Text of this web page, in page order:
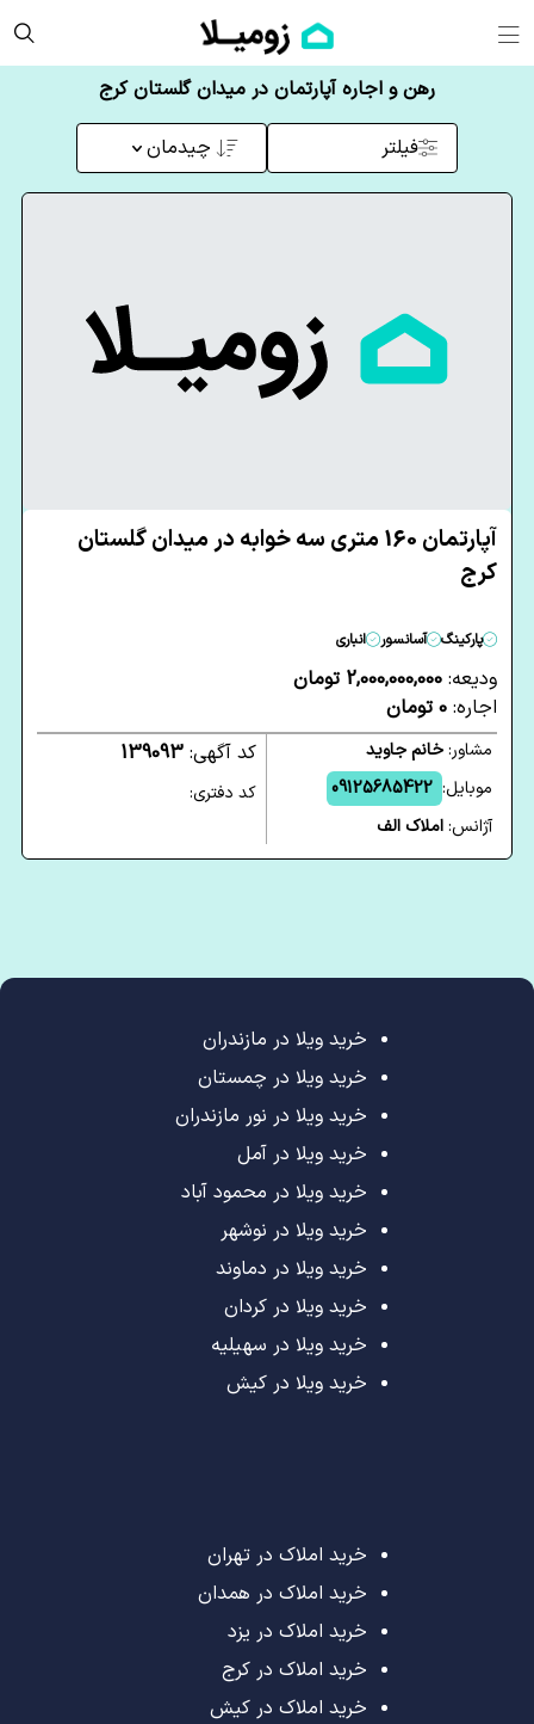
رهن و اجاره آپارتمان در میدان گلستان کرج
فیلتر چیدمان
آپارتمان 160 متری سه خوابه در میدان گلستان
کرج
پارکینگ آسانسور انباری
ودیعه: 2,000,000,000 تومان
اجاره: 0 تومان
مشاور:خانم جاوید
موبایل: 09125685422
آژانس:املاک الف
کد آگهی: 139093
کد دفتری:
خرید ویلا در مازندران
خرید ویلا در چمستان
خرید ویلا در نور مازندران
خرید ویلا در آمل
خرید ویلا در محمود آباد
خرید ویلا در نوشهر
خرید ویلا در دماوند
خرید ویلا در کردان
خرید ویلا در سهیلیه
خرید ویلا در کیش
خرید املاک در تهران
خرید املاک در همدان
خرید املاک در یزد
خرید املاک در کرج
خرید املاک در کیش